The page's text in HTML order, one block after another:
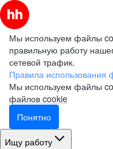
Мы используем файлы
правильную работу
сетевой трафик.
Правила использования
Мы используем файлы
файлов cookie
Понятно
Ищу работу